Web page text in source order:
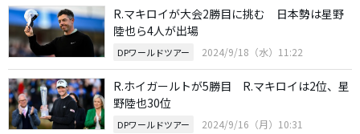
R.マキロイが大会2勝目に挑む 日本勢は星野
陸也ら4人が出場
DPワールドツアー 2024/9/18（水）11:22
R.ホイガールトが5勝目 R.マキロイは2位、星
野陸也30位
DPワールドツアー 2024/9/16（月）10:31